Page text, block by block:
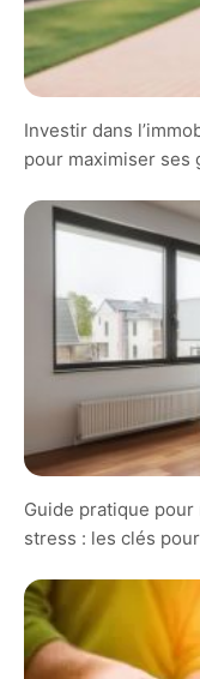
Investir dans
pour maximiser ses
Guide pratique
stress : les clés